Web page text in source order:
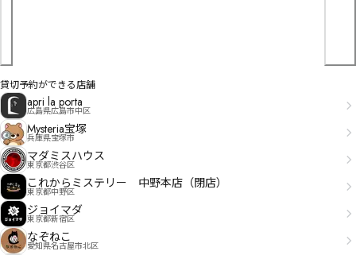
貸切予約ができる店舗
apri la porta
広島県広島市中区
Mysteria宝塚
兵庫県宝塚市
マダミスハウス
東京都渋谷区
これからミステリー 中野本店（閉店）
東京都中野区
ジョイマダ
東京都新宿区
なぞねこ
愛知県名古屋市北区